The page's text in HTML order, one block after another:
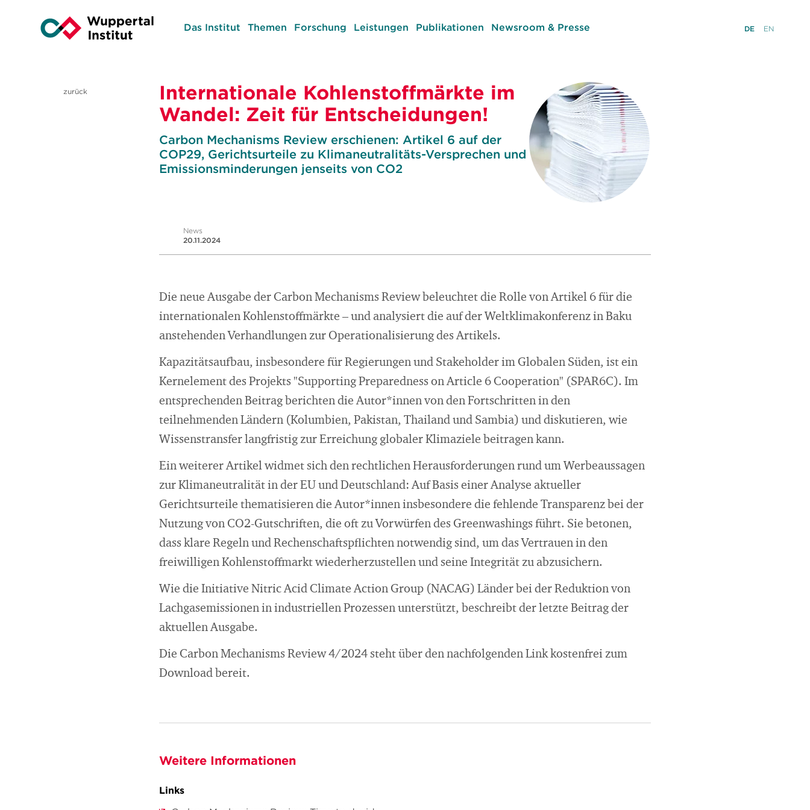
Das Institut Themen Forschung Leistungen Publikationen Newsroom & Presse DE EN
zurück
Internationale Kohlenstoffmärkte im
Wandel: Zeit für Entscheidungen!
Carbon Mechanisms Review erschienen: Artikel 6 auf der
COP29, Gerichtsurteile zu Klimaneutralitäts-Versprechen und
Emissionsminderungen jenseits von CO2
News
20.11.2024
Die neue Ausgabe der Carbon Mechanisms Review beleuchtet die Rolle von Artikel 6 für die
internationalen Kohlenstoffmärkte – und analysiert die auf der Weltklimakonferenz in Baku
anstehenden Verhandlungen zur Operationalisierung des Artikels.
Kapazitätsaufbau, insbesondere für Regierungen und Stakeholder im Globalen Süden, ist ein
Kernelement des Projekts "Supporting Preparedness on Article 6 Cooperation" (SPAR6C). Im
entsprechenden Beitrag berichten die Autor*innen von den Fortschritten in den
teilnehmenden Ländern (Kolumbien, Pakistan, Thailand und Sambia) und diskutieren, wie
Wissenstransfer langfristig zur Erreichung globaler Klimaziele beitragen kann.
Ein weiterer Artikel widmet sich den rechtlichen Herausforderungen rund um Werbeaussagen
zur Klimaneutralität in der EU und Deutschland: Auf Basis einer Analyse aktueller
Gerichtsurteile thematisieren die Autor*innen insbesondere die fehlende Transparenz bei der
Nutzung von CO2-Gutschriften, die oft zu Vorwürfen des Greenwashings führt. Sie betonen,
dass klare Regeln und Rechenschaftspflichten notwendig sind, um das Vertrauen in den
freiwilligen Kohlenstoffmarkt wiederherzustellen und seine Integrität zu abzusichern.
Wie die Initiative Nitric Acid Climate Action Group (NACAG) Länder bei der Reduktion von
Lachgasemissionen in industriellen Prozessen unterstützt, beschreibt der letzte Beitrag der
aktuellen Ausgabe.
Die Carbon Mechanisms Review 4/2024 steht über den nachfolgenden Link kostenfrei zum
Download bereit.
Weitere Informationen
Links